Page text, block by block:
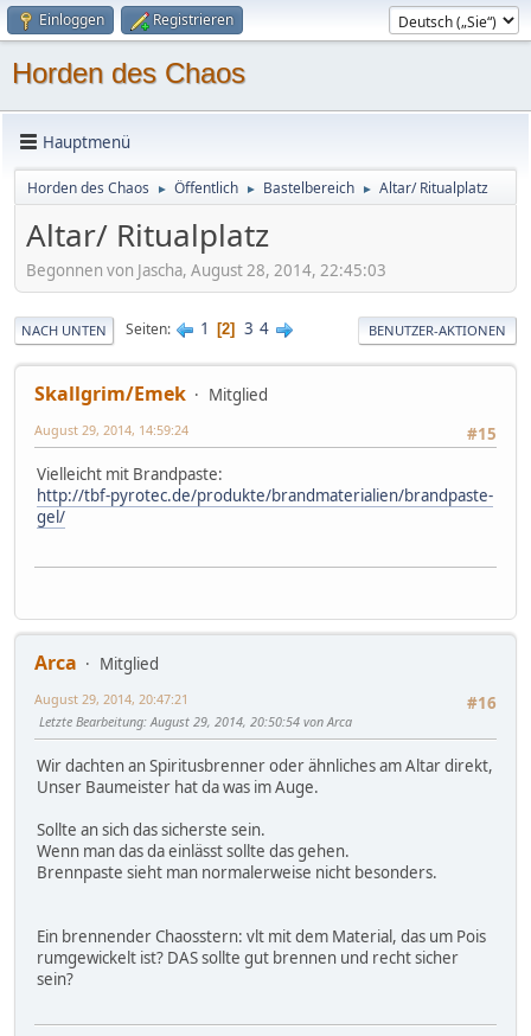
Einloggen Registrieren
Horden des Chaos
Hauptmenü
Horden des Chaos ► Öffentlich ► Bastelbereich ► Altar/ Ritualplatz
Altar/ Ritualplatz
Begonnen von Jascha, August 28, 2014, 22:45:03
NACH UNTEN Seiten 1 2 3 4 BENUTZER-AKTIONEN
Skallgrim/Emek
Mitglied
#15
August 29, 2014, 14:59:24
Vielleicht mit Brandpaste:
http://tbf-pyrotec.de/produkte/brandmaterialien/brandpaste-
gel/
Arca
Mitglied
#16
August 29, 2014, 20:47:21
Letzte Bearbeitung: August 29, 2014, 20:50:54 von Arca
Wir dachten an Spiritusbrenner oder ähnliches am Altar direkt,
Unser Baumeister hat da was im Auge.
Sollte an sich das sicherste sein.
Wenn man das da einlässt sollte das gehen.
Brennpaste sieht man normalerweise nicht besonders.
Ein brennender Chaosstern: vlt mit dem Material, das um Pois
rumgewickelt ist? DAS sollte gut brennen und recht sicher
sein?